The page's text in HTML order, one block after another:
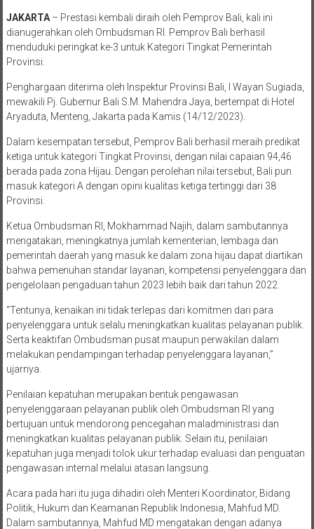
JAKARTA– Prestasi kembali diraih oleh Pemprov Bali, kali ini
dianugerahkan oleh Ombudsman RI. Pemprov Bali berhasil
menduduki peringkat ke-3 untuk Kategori Tingkat Pemerintah
Provinsi.
Penghargaan diterima oleh Inspektur Provinsi Bali, I Wayan Sugiada,
mewakili Pj. Gubernur Bali S.M. Mahendra Jaya, bertempat di Hotel
Aryaduta, Menteng, Jakarta pada Kamis (14/12/2023).
Dalam kesempatan tersebut, Pemprov Bali berhasil meraih predikat
ketiga untuk kategori Tingkat Provinsi, dengan nilai capaian 94,46
berada pada zona Hijau. Dengan perolehan nilai tersebut, Bali pun
masuk kategori A dengan opini kualitas ketiga tertinggi dari 38
Provinsi.
Ketua Ombudsman RI, Mokhammad Najih, dalam sambutannya
mengatakan, meningkatnya jumlah kementerian, lembaga dan
pemerintah daerah yang masuk ke dalam zona hijau dapat diartikan
bahwa pemenuhan standar layanan, kompetensi penyelenggara dan
pengelolaan pengaduan tahun 2023 lebih baik dari tahun 2022.
“Tentunya, kenaikan ini tidak terlepas dari komitmen dari para
penyelenggara untuk selalu meningkatkan kualitas pelayanan publik.
Serta keaktifan Ombudsman pusat maupun perwakilan dalam
melakukan pendampingan terhadap penyelenggara layanan,”
ujarnya.
Penilaian kepatuhan merupakan bentuk pengawasan
penyelenggaraan pelayanan publik oleh Ombudsman RI yang
bertujuan untuk mendorong pencegahan maladministrasi dan
meningkatkan kualitas pelayanan publik. Selain itu, penilaian
kepatuhan juga menjadi tolok ukur terhadap evaluasi dan penguatan
pengawasan internal melalui atasan langsung.
Acara pada hari itu juga dihadiri oleh Menteri Koordinator, Bidang
Politik, Hukum dan Keamanan Republik Indonesia, Mahfud MD.
Dalam sambutannya, Mahfud MD mengatakan dengan adanya